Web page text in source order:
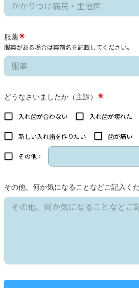
服薬
服薬がある場合は薬剤名を記載してください。
どうなさいましたか（主訴）
入れ歯が合わない 入れ歯が壊れた
新しい入れ歯を作りたい 歯が痛い
その他：
その他、何か気になることなどご記入く